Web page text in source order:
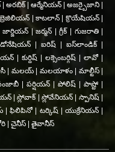
అరబిక్ ఆర్మేనియన్ అజర్బైజాని
బ్రెజిలియన్ కాటలాన్| క్రొయేషియన్|
జార్జియన్ |జర్మన్ |గ్రీక్ గుజరాతి|
| ఐరిష్ ఐస్‌లాండిక్|
కుర్దిష్ లక్సెంబర్గిష్ లావో|
| మలయ్| మలయాళం| మాల్టీస్|
| పర్షియన్| పోలిష్ పాష్టో|
|స్లోవాక్ |స్లోవేనియన్ స్పానిష్
|ఫిలిపినో| టర్కిష్ యుక్రేనియన్|
చైనీస్ తైవానీస్